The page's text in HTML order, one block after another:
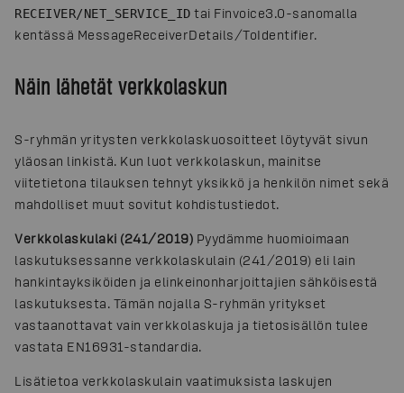
RECEIVER/NET_SERVICE_ID tai Finvoice3.0-sanomalla
kentässä MessageReceiverDetails/ToIdentifier.
Näin lähetät verkkolaskun
S-ryhmän yritysten verkkolaskuosoitteet löytyvät sivun
yläosan linkistä. Kun luot verkkolaskun, mainitse
viitetietona tilauksen tehnyt yksikkö ja henkilön nimet sekä
mahdolliset muut sovitut kohdistustiedot.
Verkkolaskulaki (241/2019) Pyydämme huomioimaan
laskutuksessanne verkkolaskulain (241/2019) eli lain
hankintayksiköiden ja elinkeinonharjoittajien sähköisestä
laskutuksesta. Tämän nojalla S-ryhmän yritykset
vastaanottavat vain verkkolaskuja ja tietosisällön tulee
vastata EN16931-standardia.
Lisätietoa verkkolaskulain vaatimuksista laskujen